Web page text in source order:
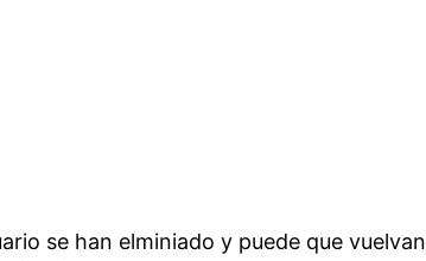
se han elminiado y puede que